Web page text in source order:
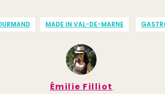
MADE IN VAL-DE-MARNE
Émilie Filliot